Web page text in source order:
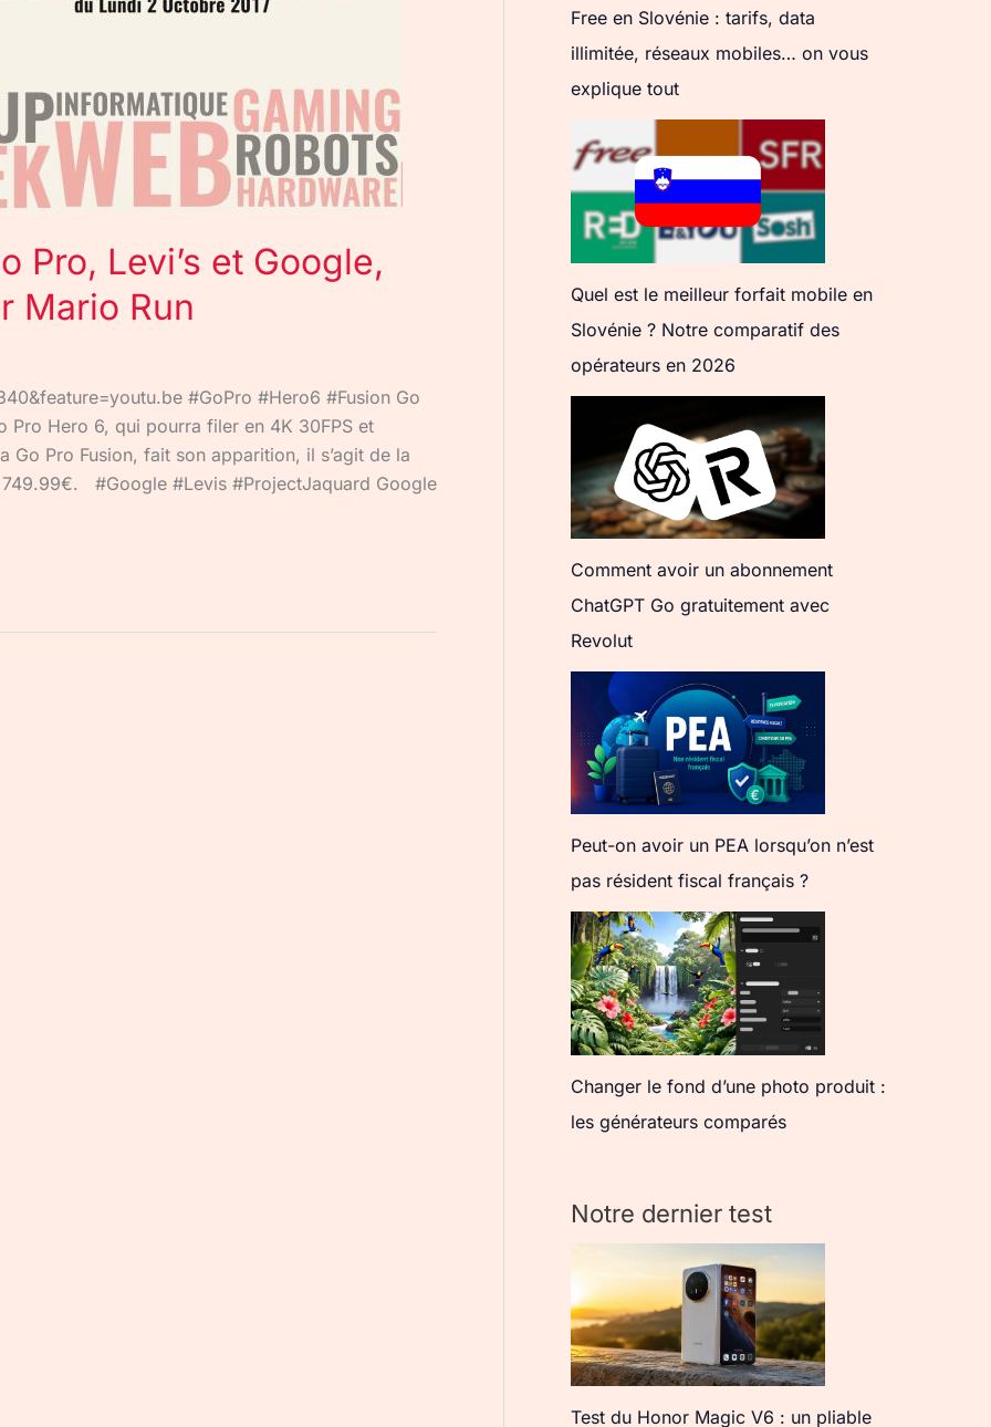
Pro, Levi’s et Google,
Mario Run
#GoPro #Hero6 #Fusion Go
Pro Hero 6, qui pourra filer en 4K 30FPS et
Pro Fusion, fait son apparition, il s’agit de la
#Google #Levis #ProjectJaquard Google
Free en Slovénie : tarifs, data
illimitée, réseaux mobiles… on vous
explique tout
Quel est le meilleur forfait mobile en
Slovénie ? Notre comparatif des
opérateurs en 2026
Comment avoir un abonnement
ChatGPT Go gratuitement avec
Revolut
Peut-on avoir un PEA lorsqu’on n’est
pas résident fiscal français ?
Changer le fond d’une photo produit :
les générateurs comparés
Notre dernier test
Test du Honor Magic V6 : un pliable